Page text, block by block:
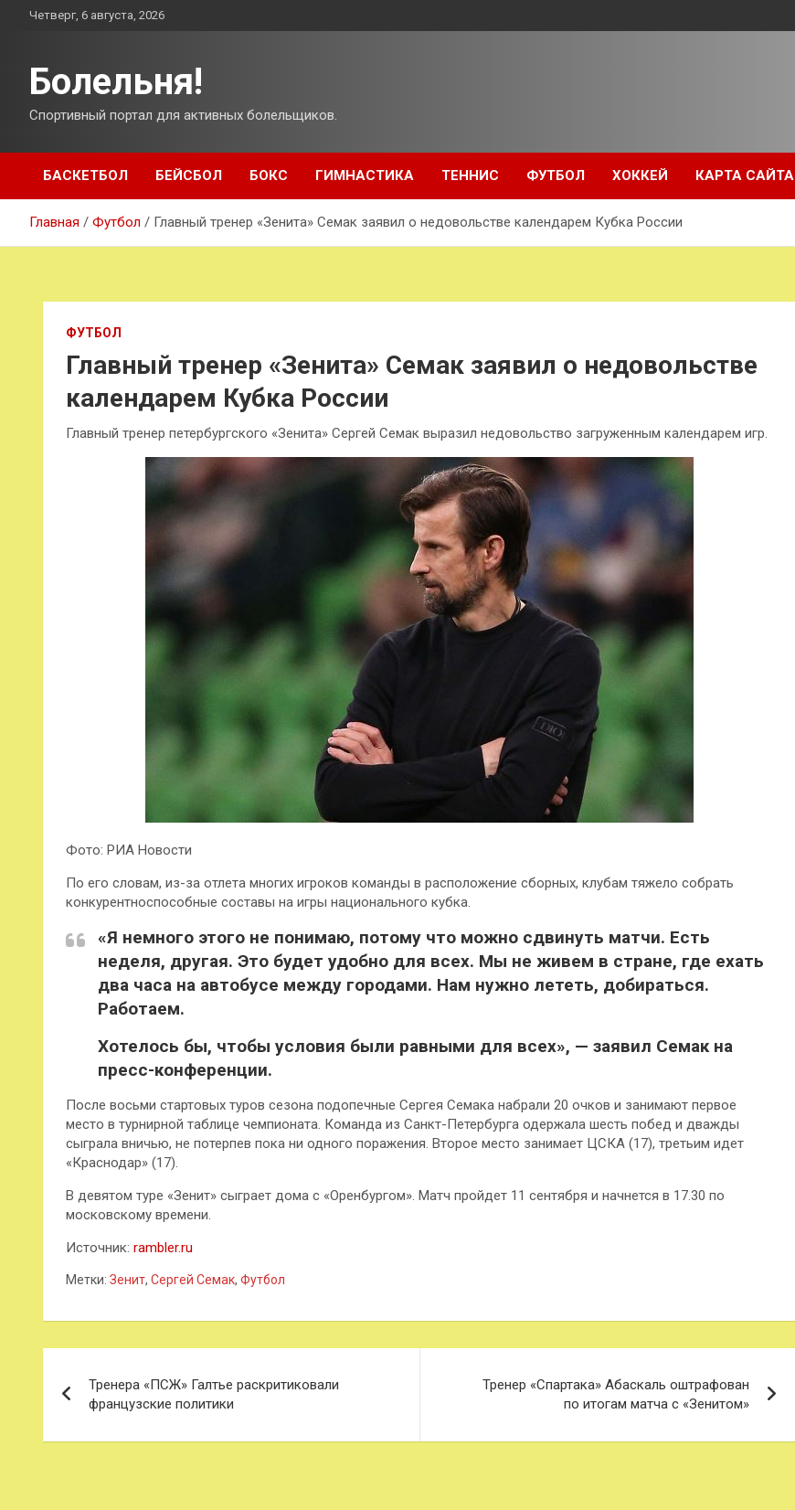
ПерейтиЧетверг, 6 августа, 2026
Болельня!
Спортивный портал для активных болельщиков.
БАСКЕТБОЛ БЕЙСБОЛ БОКС ГИМНАСТИКА ТЕННИС ФУТБОЛ ХОККЕЙ КАРТА САЙТА
Главная Футбол Главный тренер «Зенита» Семак заявил о недовольстве календарем Кубка России
ФУТБОЛ
Главный тренер «Зенита» Семак заявил о недовольстве
календарем Кубка России
Главный тренер петербургского «Зенита» Сергей Семак выразил недовольство загруженным календарем игр.
Фото: РИА Новости
По его словам, из-за отлета многих игроков команды в расположение сборных, клубам тяжело собрать
конкурентноспособные составы на игры национального кубка.
«Я немного этого не понимаю, потому что можно сдвинуть матчи. Есть
неделя, другая. Это будет удобно для всех. Мы не живем в стране, где ехать
два часа на автобусе между городами. Нам нужно лететь, добираться.
Работаем.
Хотелось бы, чтобы условия были равными для всех», — заявил Семак на
пресс-конференции.
После восьми стартовых туров сезона подопечные Сергея Семака набрали 20 очков и занимают первое
место в турнирной таблице чемпионата. Команда из Санкт-Петербурга одержала шесть побед и дважды
сыграла вничью, не потерпев пока ни одного поражения. Второе место занимает ЦСКА (17), третьим идет
«Краснодар» (17).
В девятом туре «Зенит» сыграет дома с «Оренбургом». Матч пройдет 11 сентября и начнется в 17.30 по
московскому времени.
Источник: rambler.ru
Метки: Зенит, Сергей Семак, Футбол
по
записям
Тренера «ПСЖ» Галтье раскритиковали
французские политики
Тренер «Спартака» Абаскаль оштрафован
по итогам матча с «Зенитом»